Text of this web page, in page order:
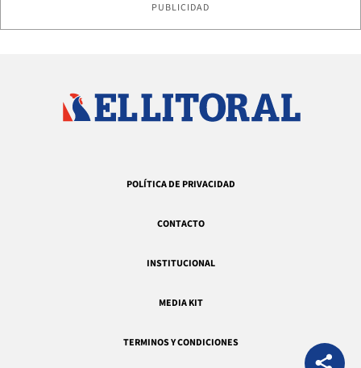
PUBLICIDAD
POLÍTICA DE PRIVACIDAD
CONTACTO
INSTITUCIONAL
MEDIA KIT
TERMINOS Y CONDICIONES